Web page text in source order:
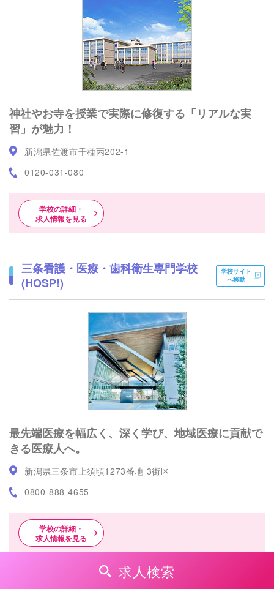
求人検索
神社やお寺を授業で実際に修復する「リアルな実
習」が魅力！
新潟県佐渡市千種丙202-1
0120-031-080
学校の詳細・
求人情報を見る
三条看護・医療・歯科衛生専門学校
(HOSP!)
学校サイト
へ移動
最先端医療を幅広く、深く学び、地域医療に貢献で
きる医療人へ。
新潟県三条市上須頃1273番地 3街区
0800-888-4655
学校の詳細・
求人情報を見る